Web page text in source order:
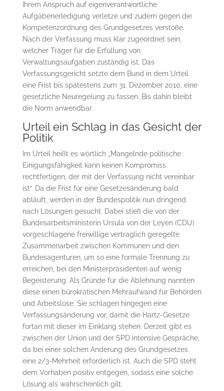
Ihrem Anspruch auf eigenverantwortliche
Aufgabenerledigung verletze und zudem gegen die
Kompetenzordnung des Grundgesetzes verstoße.
Nach der Verfassung muss klar zugeordnet sein,
welcher Träger für die Erfüllung von
Verwaltungsaufgaben zuständig ist. Das
Verfassungsgericht setzte dem Bund in dem Urteil
eine Frist bis spätestens zum 31. Dezember 2010, eine
gesetzliche Neuregelung zu fassen. Bis dahin bleibt
die Norm anwendbar.
Urteil ein Schlag in das Gesicht der
Politik
Im Urteil heißt es wörtlich „Mangelnde politische
Einigungsfähigkeit kann keinen Kompromiss
rechtfertigen, der mit der Verfassung nicht vereinbar
ist“. Da die Frist für eine Gesetzesänderung bald
abläuft, werden in der Bundespolitik nun dringend
nach Lösungen gesucht. Dabei stieß die von der
Bundesarbeitsministerin Ursula von der Leyen (CDU)
vorgeschlagene freiwillige vertraglich geregelte
Zusammenarbeit zwischen Kommunen und den
Bundesagenturen, um so eine formale Trennung zu
erreichen, bei den Ministerpräsidenten auf wenig
Begeisterung. Als Gründe für die Ablehnung nannten
diese einen bürokratischen Mehraufwand für Behörden
und Arbeitslose. Sie schlagen hingegen eine
Verfassungsänderung vor, damit die Hartz-Gesetze
fortan mit dieser im Einklang stehen. Derzeit gibt es
zwischen der Union und der SPD intensive Gespräche,
da bei einer solchen Änderung des Grundgesetzes
eine 2/3-Mehrheit erforderlich ist. Auch die SPD steht
dem Vorhaben positiv entgegen, sodass eine solche
Lösung als wahrscheinlich gilt.